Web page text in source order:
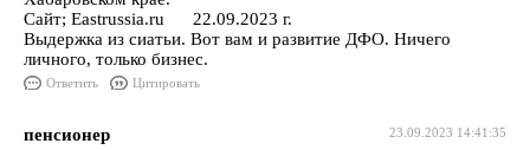
Сайт; Eastrussia.ru 22.09.2023 г.
Выдержка из сиатьи. Вот вам и развитие ДФО. Ничего
личного, только бизнес.
Ответить Цитировать
23.09.2023 14:41:35
пенсионер